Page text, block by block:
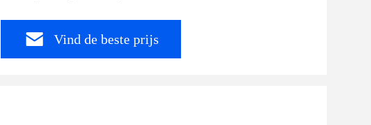
Vind de beste prijs